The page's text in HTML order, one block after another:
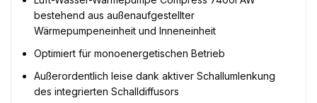
bestehend aus außenaufgestellter
Wärmepumpeneinheit und Inneneinheit
Optimiert für monoenergetischen Betrieb
Außerordentlich leise dank aktiver Schallumlenkung
des integrierten Schalldiffusors